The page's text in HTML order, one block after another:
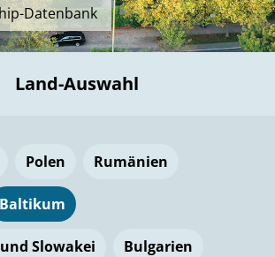
Datenbank
Land-Auswahl
Polen Rumänien
Baltikum
Slowakei Bulgarien